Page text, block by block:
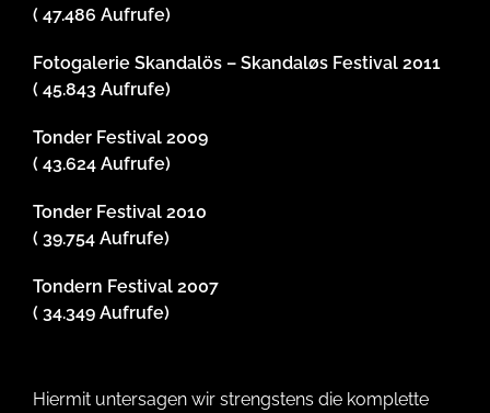
( 47.486 Aufrufe)
Fotogalerie Skandalös – Skandaløs Festival 2011
( 45.843 Aufrufe)
Tonder Festival 2009
( 43.624 Aufrufe)
Tonder Festival 2010
( 39.754 Aufrufe)
Tondern Festival 2007
( 34.349 Aufrufe)
Hiermit untersagen wir strengstens die komplette